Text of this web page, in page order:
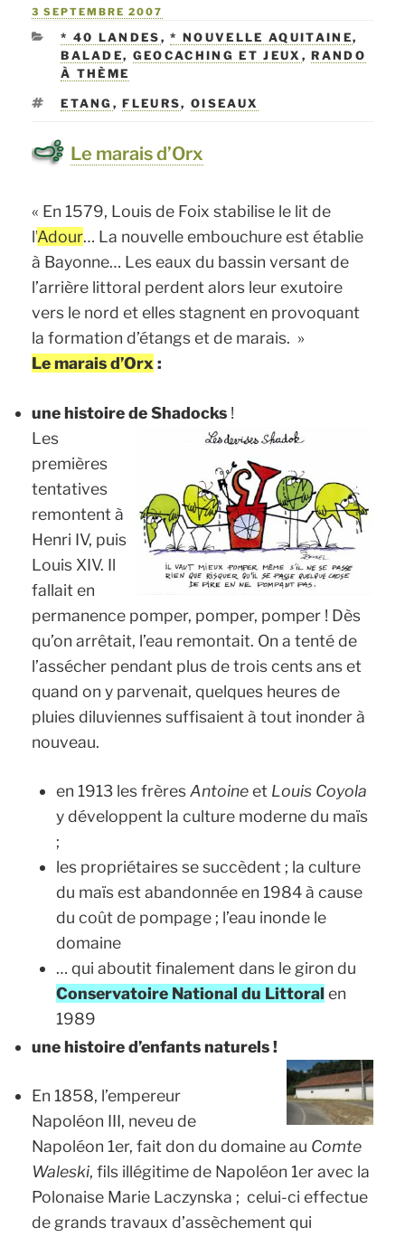
PUBLIÉ
3 SEPTEMBRE 2007
CATÉGORIES
* 40 LANDES ,* NOUVELLE AQUITAINE,
BALADE, GEOCACHING ET JEUX ,RANDO
À THÈME
ÉTIQUETTES
ETANG ,FLEURS,OISEAUX
Le marais d’Orx
« En 1579, Louis de Foix stabilise le lit de
l’Adour… La nouvelle embouchure est établie
à Bayonne… Les eaux du bassin versant de
l’arrière littoral perdent alors leur exutoire
vers le nord et elles stagnent en provoquant
la formation d’étangs et de marais. »
Le marais d’Orx :
une histoire de Shadocks !
Les
premières
tentatives
remontent à
Henri IV, puis
Louis XIV. Il
fallait en
permanence pomper, pomper, pomper ! Dès
qu’on arrêtait, l’eau remontait. On a tenté de
l’assécher pendant plus de trois cents ans et
quand on y parvenait, quelques heures de
pluies diluviennes suffisaient à tout inonder à
nouveau.
en 1913 les frèresAntoineet Louis Coyola
y développent la culture moderne du maïs
;
les propriétaires se succèdent ; la culture
du maïs est abandonnée en 1984 à cause
du coût de pompage ; l’eau inonde le
domaine
… qui aboutit finalement dans le giron du
Conservatoire National du Littoral en
1989
une histoire d’enfants naturels !
En 1858, l’empereur
Napoléon III, neveu de
Napoléon 1er, fait don du domaine au Comte
Waleski, fils illégitime de Napoléon 1er avec la
Polonaise Marie Laczynska ; celui-ci effectue
de grands travaux d’assèchement qui